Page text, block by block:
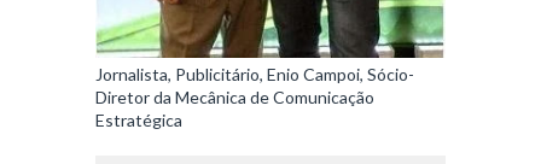
Jornalista, Publicitário, Enio Campoi, Sócio-
Diretor da Mecânica de Comunicação
Estratégica